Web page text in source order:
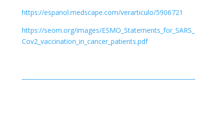
https://espanol.medscape.com/verarticulo/5906721
https://seom.org/images/ESMO_Statements_for_SARS_
Cov2_vaccination_in_cancer_patients.pdf